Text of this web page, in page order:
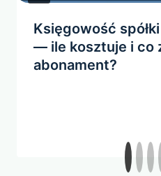
Księgowość
— ile kosztuje i co
abonament?